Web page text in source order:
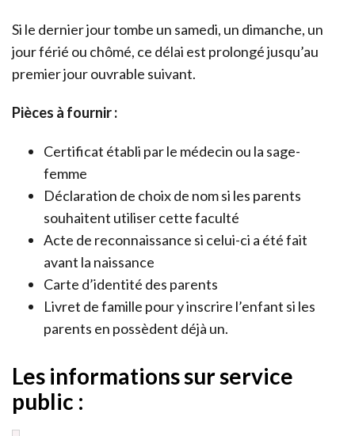
Si le dernier jour tombe un samedi, un dimanche, un
jour férié ou chômé, ce délai est prolongé jusqu’au
premier jour ouvrable suivant.
Pièces à fournir :
Certificat établi par le médecin ou la sage-
femme
Déclaration de choix de nom si les parents
souhaitent utiliser cette faculté
Acte de reconnaissance si celui-ci a été fait
avant la naissance
Carte d’identité des parents
Livret de famille pour y inscrire l’enfant si les
parents en possèdent déjà un.
Les informations sur service
public :